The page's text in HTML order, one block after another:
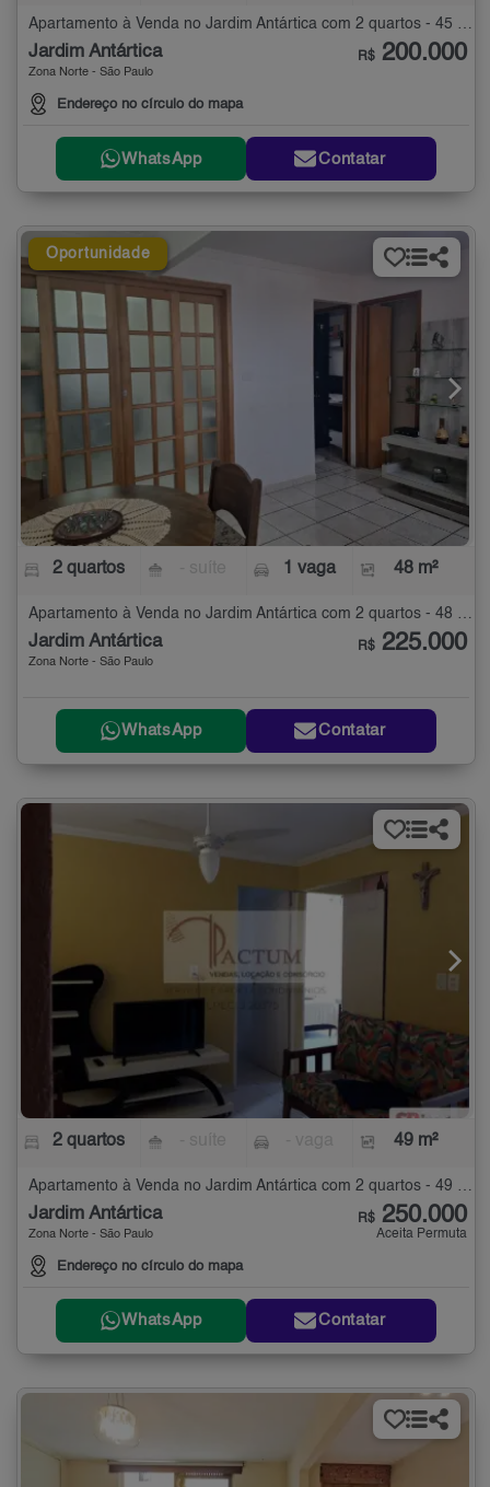
Apartamento à Venda no Jardim Antártica com 2 quartos - 45 m²
Jardim Antártica
Zona Norte - São Paulo
Endereço no círculo do mapa
R$ 200.000
WhatsApp Contatar
Oportunidade
2 quartos 1 vaga 48 m²
Apartamento à Venda no Jardim Antártica com 2 quartos - 48 m²
Jardim Antártica
Zona Norte - São Paulo
R$ 225.000
WhatsApp Contatar
2 quartos 49 m²
Jardim Antártica
Zona Norte - São Paulo
Endereço no círculo do mapa
R$ 250.000
Aceita Permuta
WhatsApp Contatar